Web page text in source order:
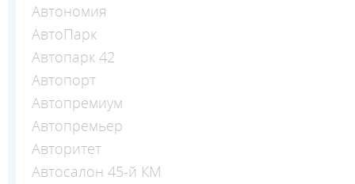
Автономия
АвтоПарк
Автопарк 42
Автопорт
Автопремиум
Автопремьер
Авторитет
Автосалон 45-й КМ